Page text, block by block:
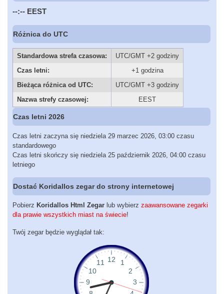
--:-- EEST
Różnica do UTC
Standardowa strefa czasowa:
UTC/GMT +2 godziny
Czas letni:
+1 godzina
Bieżąca różnica od UTC:
UTC/GMT +3 godziny
Nazwa strefy czasowej:
EEST
Czas letni 2026
Czas letni zaczyna się niedziela 29 marzec 2026, 03:00 czasu
standardowego
Czas letni skończy się niedziela 25 październik 2026, 04:00 czasu
letniego
Dostać Koridallos zegar do strony internetowej
Pobierz Koridallos Html Zegar lub wybierz zaawansowane zegarki
dla prawie wszystkich miast na świecie!
Twój zegar będzie wyglądał tak: